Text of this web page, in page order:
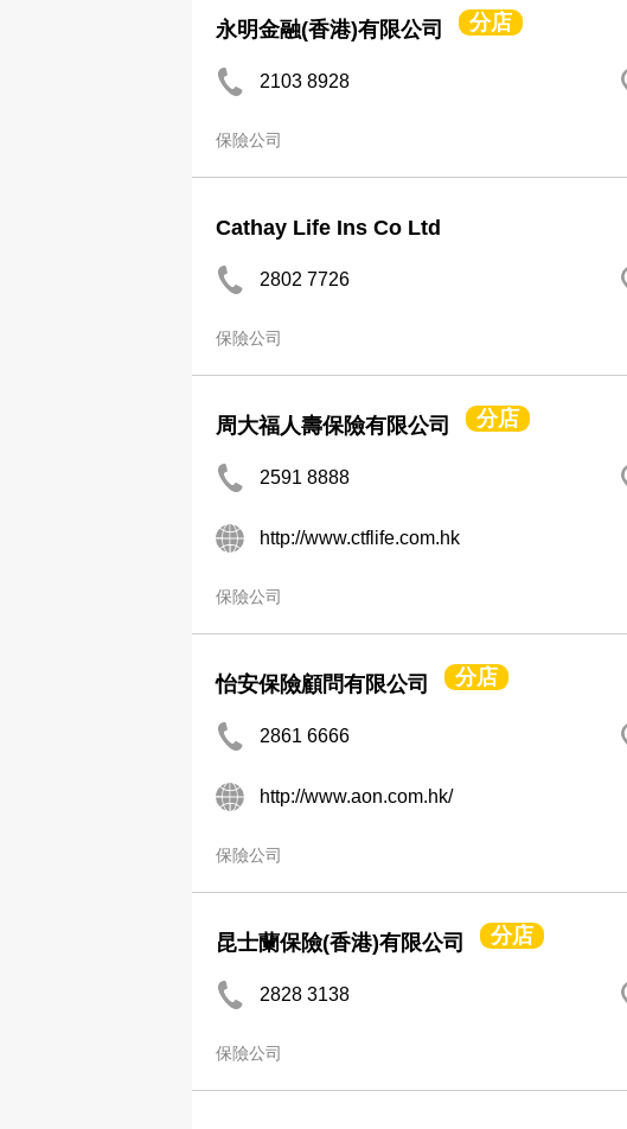
永明金融(香港)有限公司 分店
2103 8928
保險公司
Cathay Life Ins Co Ltd
2802 7726
保險公司
周大福人壽保險有限公司 分店
2591 8888
http://www.ctflife.com.hk
保險公司
怡安保險顧問有限公司 分店
2861 6666
http://www.aon.com.hk/
保險公司
昆士蘭保險(香港)有限公司 分店
2828 3138
保險公司